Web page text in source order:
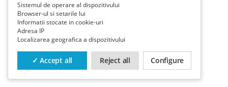
Sistemul de operare al dispozitivului
Browser-ul si setarile lui
Informatii stocate in cookie-uri
Adresa IP
Localizarea geografica a dispozitivului
✓ Accept all Reject all Configure